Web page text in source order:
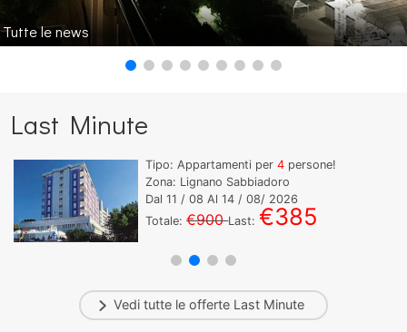
Tutte le news
Last Minute
Tipo: Appartamenti per 4persone!
Zona: Lignano Sabbiadoro
Dal 11 / 08 Al 14 / 08/ 2026
Totale: €900Last: €385
Vedi tutte le offerte Last Minute